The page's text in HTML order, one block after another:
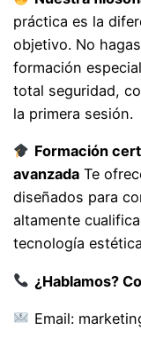
práctica es la
objetivo. No
formación
total seguridad,
la primera sesión.
Formación
avanzada Te
diseñados para
altamente
tecnología
¿Hablamos?
Email: